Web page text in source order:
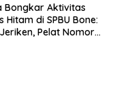
Bongkar Aktivitas
Hitam di SPBU Bone:
Pelat Nomor